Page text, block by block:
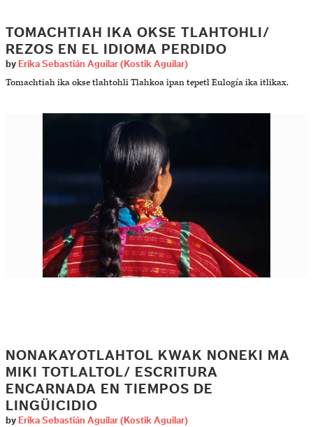
TOMACHTIAH IKA OKSE TLAHTOHLI/
REZOS EN EL IDIOMA PERDIDO
by Erika Sebastián Aguilar (Kostik Aguilar)
Tomachtiah ika okse tlahtohli Tlahkoa ipan tepetl Eulogía ika itlikax.
NONAKAYOTLAHTOL KWAK NONEKI MA
MIKI TOTLALTOL/ ESCRITURA
ENCARNADA EN TIEMPOS DE
LINGÜICIDIO
by Erika Sebastián Aguilar (Kostik Aguilar)